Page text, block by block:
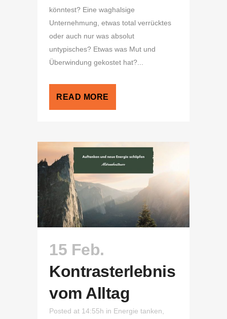
könntest? Eine waghalsige
Unternehmung, etwas total verrücktes
oder auch nur was absolut
untypisches? Etwas was Mut und
Überwindung gekostet hat?...
READ MORE
15 Feb.
Kontrasterlebnis
vom Alltag
Posted at 14:55h in Energie tanken